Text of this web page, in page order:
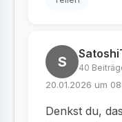
S 40
20.01.2026 um
Denkst du,